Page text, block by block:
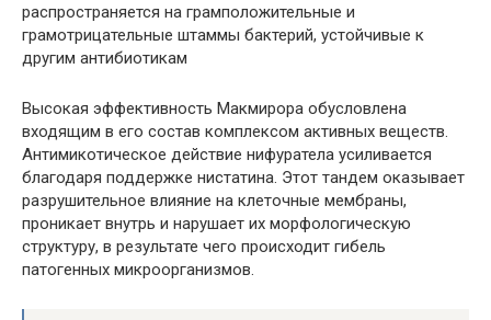
распространяется на грамположительные и
грамотрицательные штаммы бактерий, устойчивые к
другим антибиотикам
Высокая эффективность Макмирора обусловлена
входящим в его состав комплексом активных веществ.
Антимикотическое действие нифуратела усиливается
благодаря поддержке нистатина. Этот тандем оказывает
разрушительное влияние на клеточные мембраны,
проникает внутрь и нарушает их морфологическую
структуру, в результате чего происходит гибель
патогенных микроорганизмов.